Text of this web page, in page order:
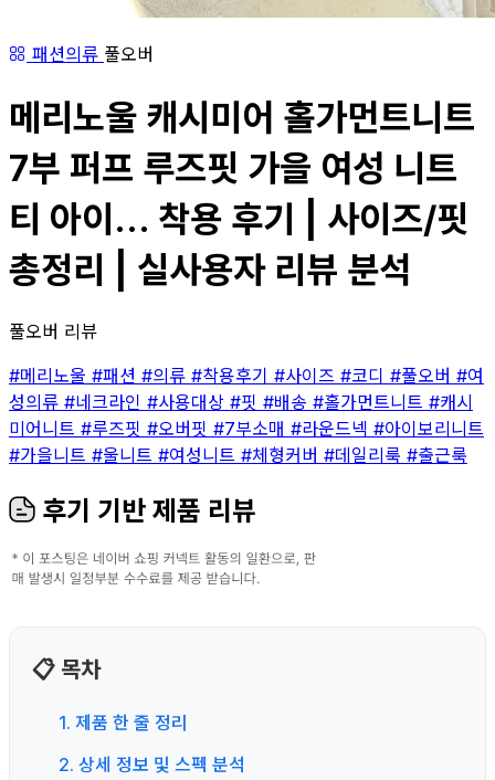
패션의류 풀오버
메리노울 캐시미어 홀가먼트니트
7부 퍼프 루즈핏 가을 여성 니트
티 아이... 착용 후기 | 사이즈/핏
총정리 | 실사용자 리뷰 분석
풀오버 리뷰
#메리노울 #패션 #의류 #착용후기 #사이즈 #코디 #풀오버 #여
성의류 #네크라인 #사용대상 #핏 #배송 #홀가먼트니트 #캐시
미어니트 #루즈핏 #오버핏 #7부소매 #라운드넥 #아이보리니트
#가을니트 #울니트 #여성니트 #체형커버 #데일리룩 #출근룩
후기 기반 제품 리뷰
📋 목차
1. 제품 한 줄 정리
2. 상세 정보 및 스펙 분석